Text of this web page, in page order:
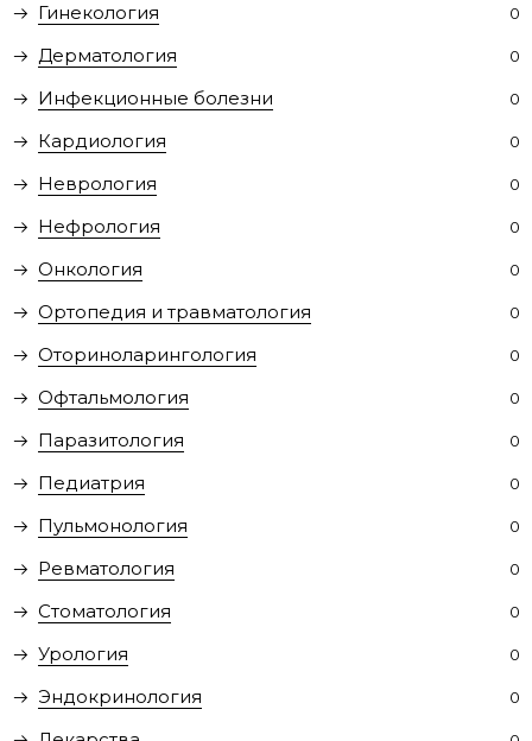
Гинекология 0
Дерматология 0
Инфекционные болезни 0
Кардиология 0
Неврология 0
Нефрология 0
Онкология 0
Ортопедия и травматология 0
Оториноларингология 0
Офтальмология 0
Паразитология 0
Педиатрия 0
Пульмонология 0
Ревматология 0
Стоматология 0
Урология 0
Эндокринология 0